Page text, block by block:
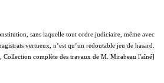
sans laquelle tout ordre judiciaire, même avec
vertueux, n’est qu’un redoutable jeu de hasard.
Collection complète des travaux de M. Mirabeau l'aîné]